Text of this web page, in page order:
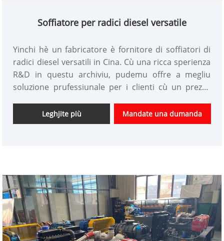
Soffiatore per radici diesel versatile
Yinchi hè un fabricatore è fornitore di soffiatori di
radici diesel versatili in Cina. Cù una ricca sperienza
R&D in questu archiviu, pudemu offre a megliu
soluzione prufessiunale per i clienti cù un prezzu
customize Roots Blower fabbrica in Cina secondu a
dumanda di i clienti.
Leghjite più Mandate una dumanda